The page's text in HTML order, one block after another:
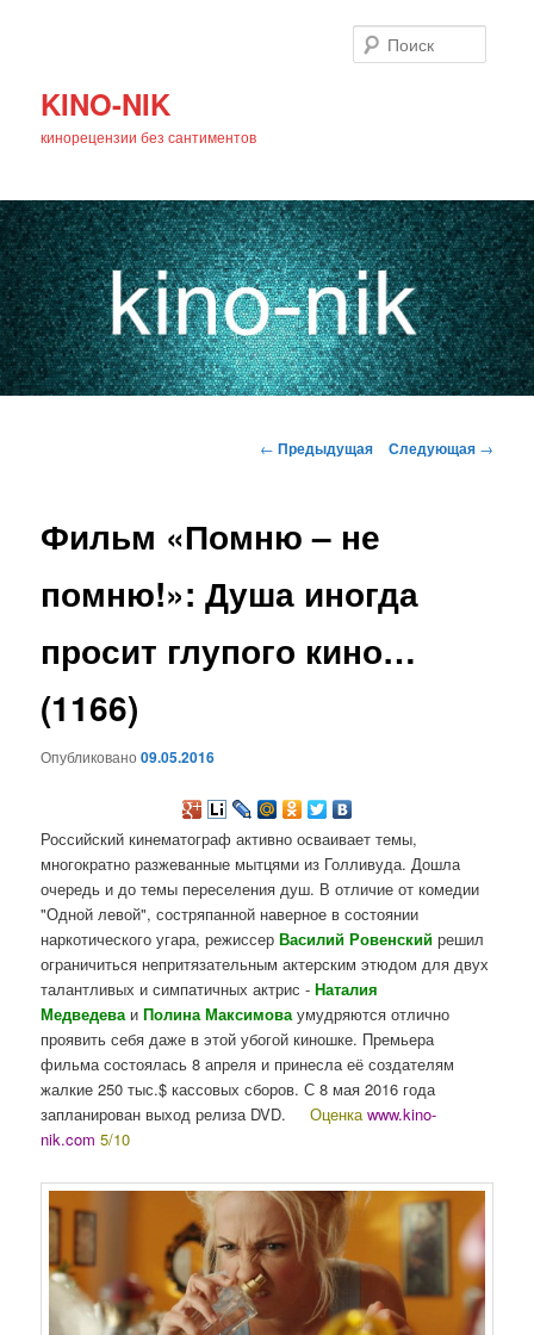
KINO-NIK
кинорецензии без сантиментов
основному
Навигация
← Предыдущая Следующая →
Фильм «Помню – не
помню!»: Душа иногда
просит глупого кино…
(1166)
Опубликовано09.05.2016
Российский кинематограф активно осваивает темы,
многократно разжеванные мытцями из Голливуда. Дошла
очередь и до темы переселения душ. В отличие от комедии
"Одной левой", состряпанной наверное в состоянии
наркотического угара, режиссерВасилий Ровенскийрешил
ограничиться непритязательным актерским этюдом для двух
талантливых и симпатичных актрис -Наталия
Медведева иПолина Максимоваумудряются отлично
проявить себя даже в этой убогой киношке. Премьера
фильма состоялась 8 апреля и принесла её создателям
жалкие 250 тыс.$ кассовых сборов. С 8 мая 2016 года
запланирован выход релиза DVD.
Оценкаwww.kino-
nik.com5/10